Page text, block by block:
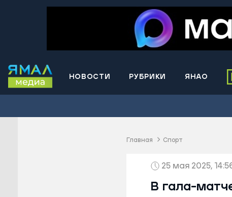
НОВОСТИ РУБРИКИ ЯНАО
Главная Спорт
25 мая 2025,
В гала-